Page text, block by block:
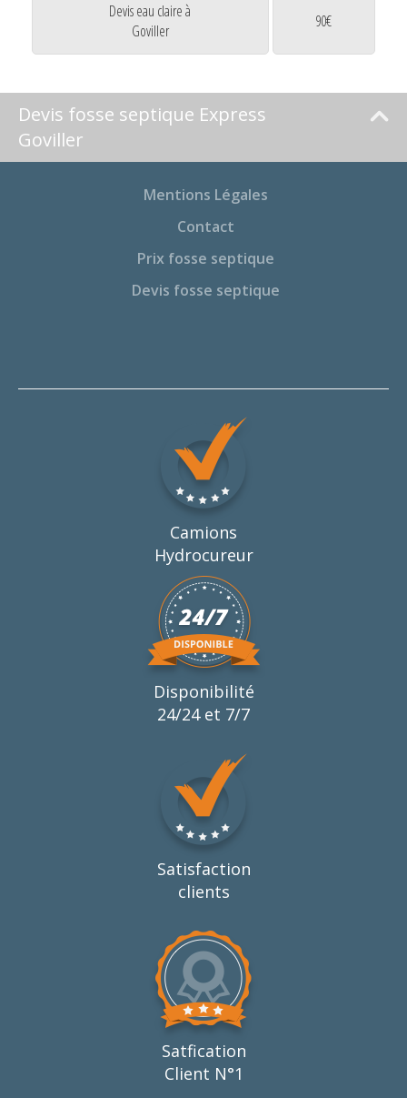
Devis eau claire à
Goviller
90€
Devis fosse septique Express
Goviller
Mentions Légales
Contact
Prix fosse septique
Devis fosse septique
Camions
Hydrocureur
Disponibilité
24/24 et 7/7
Satisfaction
clients
Satfication
Client N°1